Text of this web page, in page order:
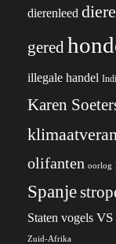
dierenleed
gered
illegale handel
Karen
olifanten oorlog
Spanje
Staten vogels VS
Zuid-Afrika